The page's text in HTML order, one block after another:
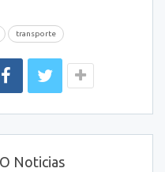
transporte
Noticias